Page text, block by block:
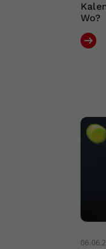
Wo?